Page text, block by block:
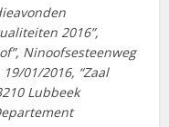
2016”,
Ninoofsesteenweg
01/2016, “Zaal
Lubbeek